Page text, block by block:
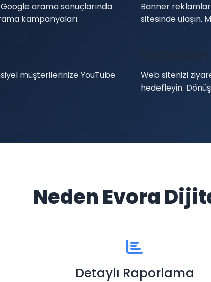
arama sonuçlarında
kampanyaları.
Banner
sitesinde ulaşın.
müşterilerinize YouTube
Web sitenizi
hedefleyin.
Neden Evora
Detaylı Raporlama